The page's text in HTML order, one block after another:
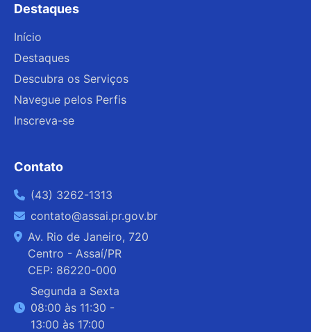
YouTube)
5. Descubra mais
Seções como Eventos, Startups, Notícias,
Premiações, Cidade Laboratório, Pré-
conteúdo com links para cada tema.
Vale do Sol:
Endereço: Rua Edgar Bardal, Assaí, PR
Telefone: (43) 3262-8306
Horário: Segunda a sexta, 8:00 às 11:30 -
13:00 às 17:00
Destaques
Início
Destaques
Descubra os Serviços
Navegue pelos Perfis
Inscreva-se
Contato
(43) 3262-1313
contato@assai.pr.gov.br
Av. Rio de Janeiro, 720
Centro - Assaí/PR
CEP: 86220-000
Segunda a Sexta
08:00 às 11:30 -
13:00 às 17:00